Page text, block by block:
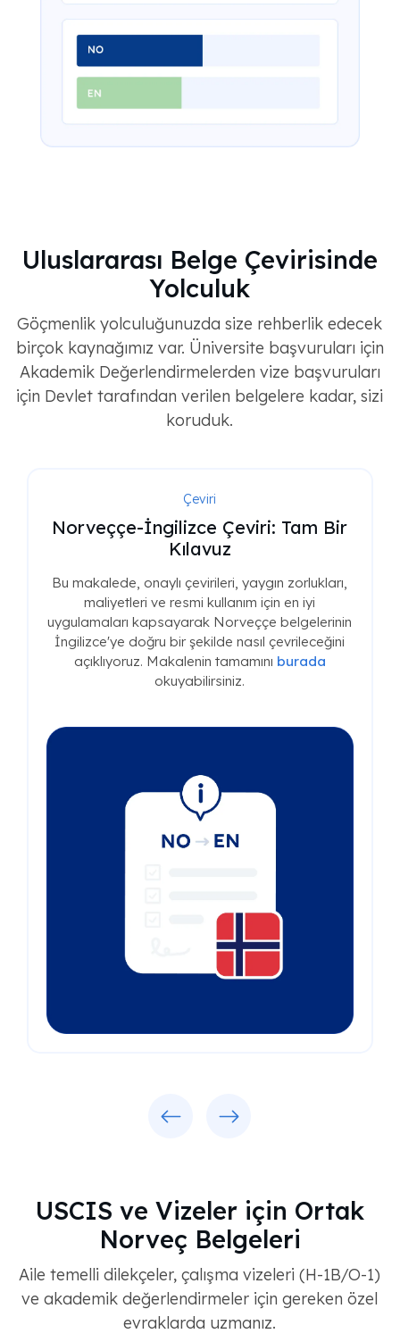
Uluslararası Belge Çevirisinde
Yolculuk
Göçmenlik yolculuğunuzda size rehberlik edecek
birçok kaynağımız var. Üniversite başvuruları için
Akademik Değerlendirmelerden vize başvuruları
için Devlet tarafından verilen belgelere kadar, sizi
koruduk.
Çeviri
Norveççe-İngilizce Çeviri: Tam Bir
Kılavuz
Bu makalede, onaylı çevirileri, yaygın zorlukları,
maliyetleri ve resmi kullanım için en iyi
uygulamaları kapsayarak Norveççe belgelerinin
İngilizce'ye doğru bir şekilde nasıl çevrileceğini
açıklıyoruz. Makalenin tamamını burada
okuyabilirsiniz.
USCIS ve Vizeler için Ortak
Norveç Belgeleri
Aile temelli dilekçeler, çalışma vizeleri (H-1B/O-1)
ve akademik değerlendirmeler için gereken özel
evraklarda uzmanız.